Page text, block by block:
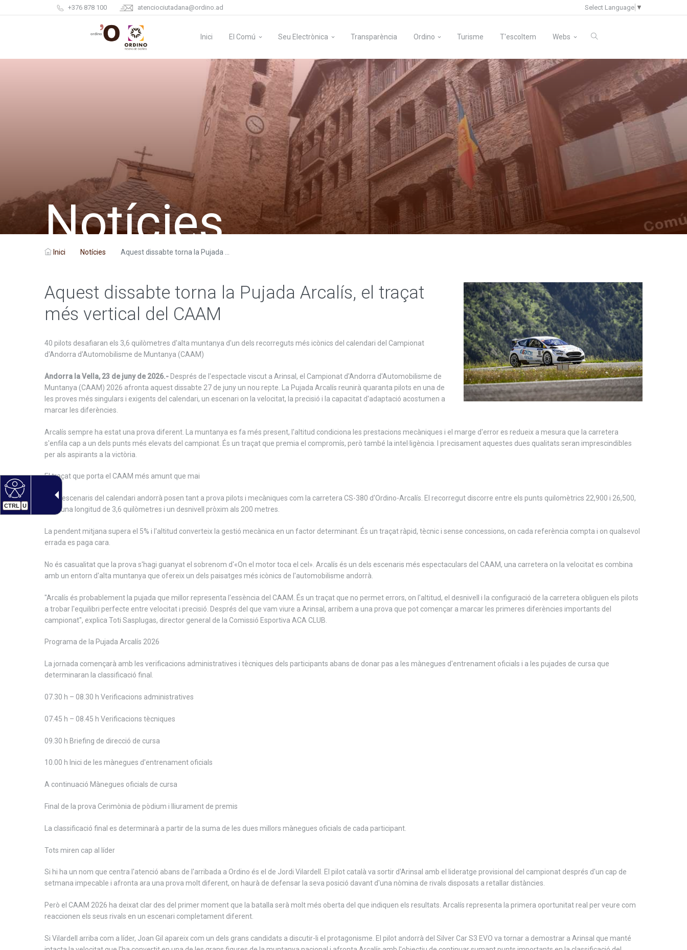
CTRL U
+376 878 100 atenciociutadana@ordino.ad Select Language ▼
Inici El Comú Seu Electrònica Transparència Ordino Turisme T'escoltem Webs
Notícies
Inici Notícies Aquest dissabte torna la Pujada ...
Aquest dissabte torna la Pujada Arcalís, el traçat
més vertical del CAAM
40 pilots desafiaran els 3,6 quilòmetres d'alta muntanya d'un dels recorreguts més icònics del calendari del Campionat
d'Andorra d'Automobilisme de Muntanya (CAAM)
Andorra la Vella, 23 de juny de 2026.- Després de l'espectacle viscut a Arinsal, el Campionat d'Andorra d'Automobilisme de
Muntanya (CAAM) 2026 afronta aquest dissabte 27 de juny un nou repte. La Pujada Arcalís reunirà quaranta pilots en una de
les proves més singulars i exigents del calendari, un escenari on la velocitat, la precisió i la capacitat d'adaptació acostumen a
marcar les diferències.
Arcalís sempre ha estat una prova diferent. La muntanya es fa més present, l'altitud condiciona les prestacions mecàniques i el marge d'error es redueix a mesura que la carretera
s'enfila cap a un dels punts més elevats del campionat. És un traçat que premia el compromís, però també la intel·ligència. I precisament aquestes dues qualitats seran imprescindibles
per als aspirants a la victòria.
El traçat que porta el CAAM més amunt que mai
Pocs escenaris del calendari andorrà posen tant a prova pilots i mecàniques com la carretera CS-380 d'Ordino-Arcalís. El recorregut discorre entre els punts quilomètrics 22,900 i 26,500,
amb una longitud de 3,6 quilòmetres i un desnivell pròxim als 200 metres.
La pendent mitjana supera el 5% i l'altitud converteix la gestió mecànica en un factor determinant. És un traçat ràpid, tècnic i sense concessions, on cada referència compta i on qualsevol
errada es paga cara.
No és casualitat que la prova s'hagi guanyat el sobrenom d'«On el motor toca el cel». Arcalís és un dels escenaris més espectaculars del CAAM, una carretera on la velocitat es combina
amb un entorn d'alta muntanya que ofereix un dels paisatges més icònics de l'automobilisme andorrà.
"Arcalís és probablement la pujada que millor representa l'essència del CAAM. És un traçat que no permet errors, on l'altitud, el desnivell i la configuració de la carretera obliguen els pilots
a trobar l'equilibri perfecte entre velocitat i precisió. Després del que vam viure a Arinsal, arribem a una prova que pot començar a marcar les primeres diferències importants del
campionat", explica Toti Sasplugas, director general de la Comissió Esportiva ACA CLUB.
Programa de la Pujada Arcalís 2026
La jornada començarà amb les verificacions administratives i tècniques dels participants abans de donar pas a les mànegues d'entrenament oficials i a les pujades de cursa que
determinaran la classificació final.
07.30 h – 08.30 h Verificacions administratives
07.45 h – 08.45 h Verificacions tècniques
09.30 h Briefing de direcció de cursa
10.00 h Inici de les mànegues d'entrenament oficials
A continuació Mànegues oficials de cursa
Final de la prova Cerimònia de pòdium i lliurament de premis
La classificació final es determinarà a partir de la suma de les dues millors mànegues oficials de cada participant.
Tots miren cap al líder
Si hi ha un nom que centra l'atenció abans de l'arribada a Ordino és el de Jordi Vilardell. El pilot català va sortir d'Arinsal amb el lideratge provisional del campionat després d'un cap de
setmana impecable i afronta ara una prova molt diferent, on haurà de defensar la seva posició davant d'una nòmina de rivals disposats a retallar distàncies.
Però el CAAM 2026 ha deixat clar des del primer moment que la batalla serà molt més oberta del que indiquen els resultats. Arcalís representa la primera oportunitat real per veure com
reaccionen els seus rivals en un escenari completament diferent.
Si Vilardell arriba com a líder, Joan Gil apareix com un dels grans candidats a discutir-li el protagonisme. El pilot andorrà del Silver Car S3 EVO va tornar a demostrar a Arinsal que manté